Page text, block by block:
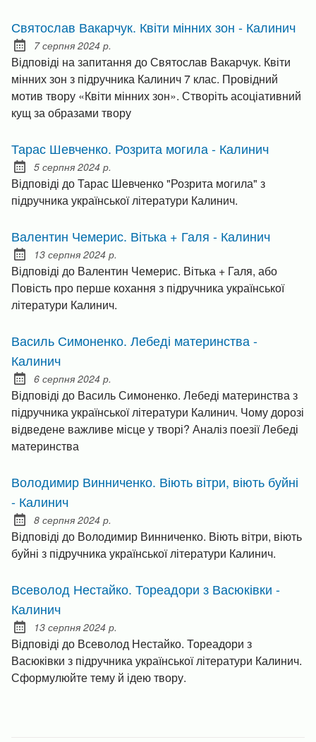
Святослав Вакарчук. Квіти мінних зон - Калинич
Posted on:
7 серпня 2024 р.
Відповіді на запитання до Святослав Вакарчук. Квіти
мінних зон з підручника Калинич 7 клас. Провідний
мотив твору «Квіти мінних зон». Створіть асоціативний
кущ за образами твору
Тарас Шевченко. Розрита могила - Калинич
Posted on:
5 серпня 2024 р.
Відповіді до Тарас Шевченко "Розрита могила" з
підручника української літератури Калинич.
Валентин Чемерис. Вітька + Галя - Калинич
Posted on:
13 серпня 2024 р.
Відповіді до Валентин Чемерис. Вітька + Галя, або
Повість про перше кохання з підручника української
літератури Калинич.
Василь Симоненко. Лебеді материнства -
Калинич
Posted on:
6 серпня 2024 р.
Відповіді до Василь Симоненко. Лебеді материнства з
підручника української літератури Калинич. Чому дорозі
відведене важливе місце у творі? Аналіз поезії Лебеді
материнства
Володимир Винниченко. Віють вітри, віють буйні
- Калинич
Posted on:
8 серпня 2024 р.
Відповіді до Володимир Винниченко. Віють вітри, віють
буйні з підручника української літератури Калинич.
Всеволод Нестайко. Тореадори з Васюківки -
Калинич
Posted on:
13 серпня 2024 р.
Відповіді до Всеволод Нестайко. Тореадори з
Васюківки з підручника української літератури Калинич.
Сформулюйте тему й ідею твору.